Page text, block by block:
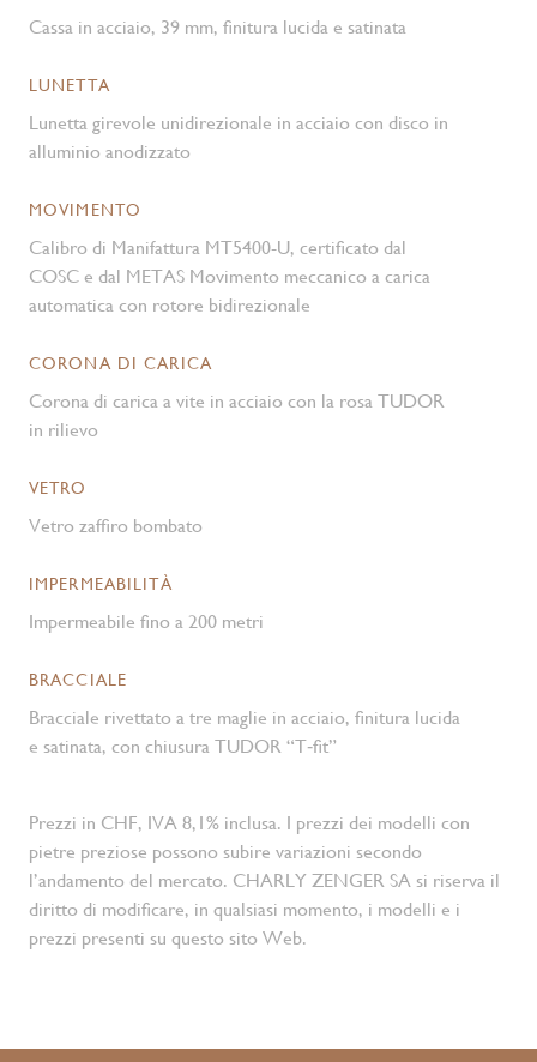
Cassa in acciaio, 39 mm, finitura lucida e satinata
LUNETTA
Lunetta girevole unidirezionale in acciaio con disco in
alluminio anodizzato
MOVIMENTO
Calibro di Manifattura MT5400-U, certificato dal
COSC e dal METAS Movimento meccanico a carica
automatica con rotore bidirezionale
CORONA DI CARICA
Corona di carica a vite in acciaio con la rosa TUDOR
in rilievo
VETRO
Vetro zaffiro bombato
IMPERMEABILITÀ
Impermeabile fino a 200 metri
BRACCIALE
Bracciale rivettato a tre maglie in acciaio, finitura lucida
e satinata, con chiusura TUDOR “T‑fit”
Prezzi in CHF, IVA 8,1% inclusa. I prezzi dei modelli con
pietre preziose possono subire variazioni secondo
l’andamento del mercato. CHARLY ZENGER SA si riserva il
diritto di modificare, in qualsiasi momento, i modelli e i
prezzi presenti su questo sito Web.